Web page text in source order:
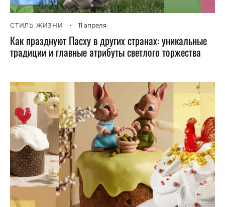
СТИЛЬ ЖИЗНИ • 11 апреля
Как празднуют Пасху в других странах: уникальные
традиции и главные атрибуты светлого торжества